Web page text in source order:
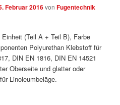
Februar 2016vonFugentechnik
(Teil A + Teil B), Farbe
Polyurethan Klebstoff für
DIN EN 1816, DIN EN 14521
Oberseite und glatter oder
Linoleumbeläge.